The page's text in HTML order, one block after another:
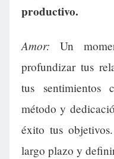
productivo.
Amor: Un
profundizar tus
tus sentimientos
método y
éxito tus
largo plazo y